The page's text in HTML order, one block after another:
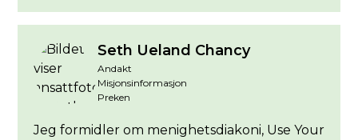
Seth Ueland Chancy
Andakt
Misjonsinformasjon
Preken
Jeg formidler om menighetsdiakoni, Use Your